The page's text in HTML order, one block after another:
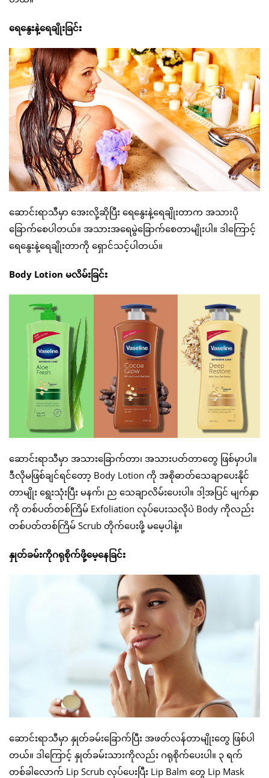
ရေနွေးနဲ့ရေချိုးခြင်း
ဆောင်းရာသီမှာ အေးလို့ဆိုပြီး ရေနွေးနဲ့ရေချိုးတာက အသားပို
ခြောက်စေပါတယ်။ အသားအရေမွဲခြောက်စေတာမျိုးပါ။ ဒါကြောင့်
ရေနွေးနဲ့ရေချိုးတာကို ရှောင်သင့်ပါတယ်။
Body Lotion မလိမ်းခြင်း
ဆောင်းရာသီမှာ အသားခြောက်တာ၊ အသားပတ်တာတွေ ဖြစ်မှာပါ။
ဒီလိုမဖြစ်ချင်ရင်တော့ Body Lotion ကို အစိုဓာတ်သေချာပေးနိုင်
တာမျိုး ရွေးသုံးပြီး မနက်၊ ည သေချာလိမ်းပေးပါ။ ဒါ့အပြင် မျက်နှာ
ကို တစ်ပတ်တစ်ကြိမ် Exfoliation လုပ်ပေးသလိုပဲ Body ကိုလည်း
တစ်ပတ်တစ်ကြိမ် Scrub တိုက်ပေးဖို့ မမေ့ပါနဲ့။
နှုတ်ခမ်းကိုဂရုစိုက်ဖို့မေ့နေခြင်း
ဆောင်းရာသီမှာ နှုတ်ခမ်းခြောက်ပြီး အဖတ်လန်တာမျိုးတွေ ဖြစ်ပါ
တယ်။ ဒါကြောင့် နှုတ်ခမ်းသားကိုလည်း ဂရုစိုက်ပေးပါ။ ၃ ရက်
တစ်ခါလောက် Lip Scrub လုပ်ပေးပြီး Lip Balm တွေ Lip Mask